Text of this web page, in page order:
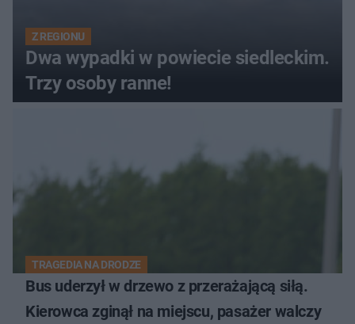
Z REGIONU
Dwa wypadki w powiecie siedleckim.
Trzy osoby ranne!
TRAGEDIA NA DRODZE
Bus uderzył w drzewo z przerażającą siłą.
Kierowca zginął na miejscu, pasażer walczy